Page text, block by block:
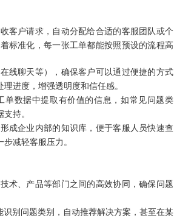
客户请求，自动分配给合适的客服团队或个
标准化，每一张工单都能按照预设的流程高
在线聊天等），确保客户可以通过便捷的方式
进度，增强透明度和信任感。
单数据中提取有价值的信息，如常见问题类
持。
成企业内部的知识库，便于客服人员快速查
减轻客服压力。
术、产品等部门之间的高效协同，确保问题
别问题类别，自动推荐解决方案，甚至在某